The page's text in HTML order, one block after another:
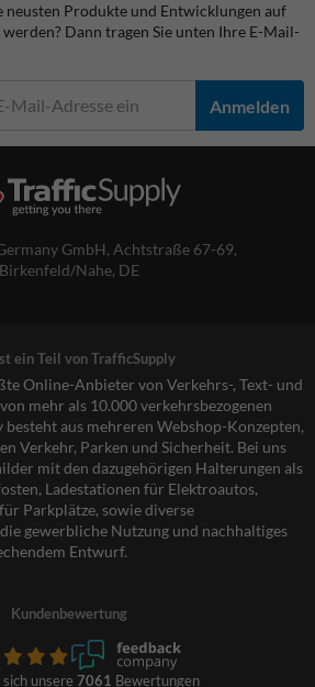
neusten Produkte und Entwicklungen auf
Dann tragen Sie unten Ihre E-Mail-
Anmelden
GmbH, Achtstraße 67-69,
Birkenfeld/Nahe, DE
ein Teil von TrafficSupply
Online-Anbieter von Verkehrs-, Text- und
mehr als 10.000 verkehrsbezogenen
aus mehreren Webshop-Konzepten,
Verkehr, Parken und Sicherheit. Bei uns
mit den dazugehörigen Halterungen als
Ladestationen für Elektroautos,
Parkplätze, sowie diverse
gewerbliche Nutzung und nachhaltiges
Entwurf.
Kundenbewertung
sich unsere 7061 Bewertungen